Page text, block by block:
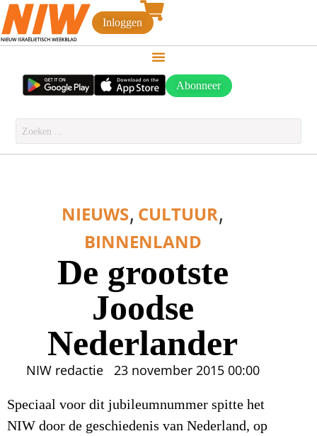
Inloggen
Abonneer
NIEUWS, CULTUUR,
BINNENLAND
De grootste
Joodse
Nederlander
NIW redactie 23 november 2015 00:00
Speciaal voor dit jubileumnummer spitte het
NIW door de geschiedenis van Nederland, op